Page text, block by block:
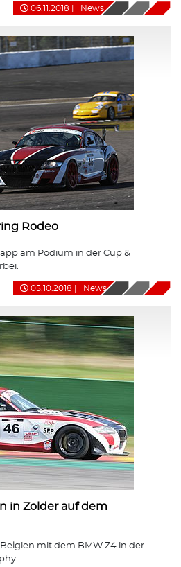
06.11.2018 News
Rodeo
am Podium in der Cup &
05.10.2018 News
in Zolder auf dem
mit dem BMW Z4 in der